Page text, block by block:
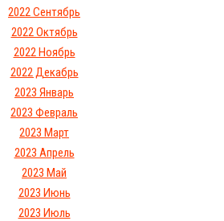
2022 Сентябрь
2022 Октябрь
2022 Ноябрь
2022 Декабрь
2023 Январь
2023 Февраль
2023 Март
2023 Апрель
2023 Май
2023 Июнь
2023 Июль